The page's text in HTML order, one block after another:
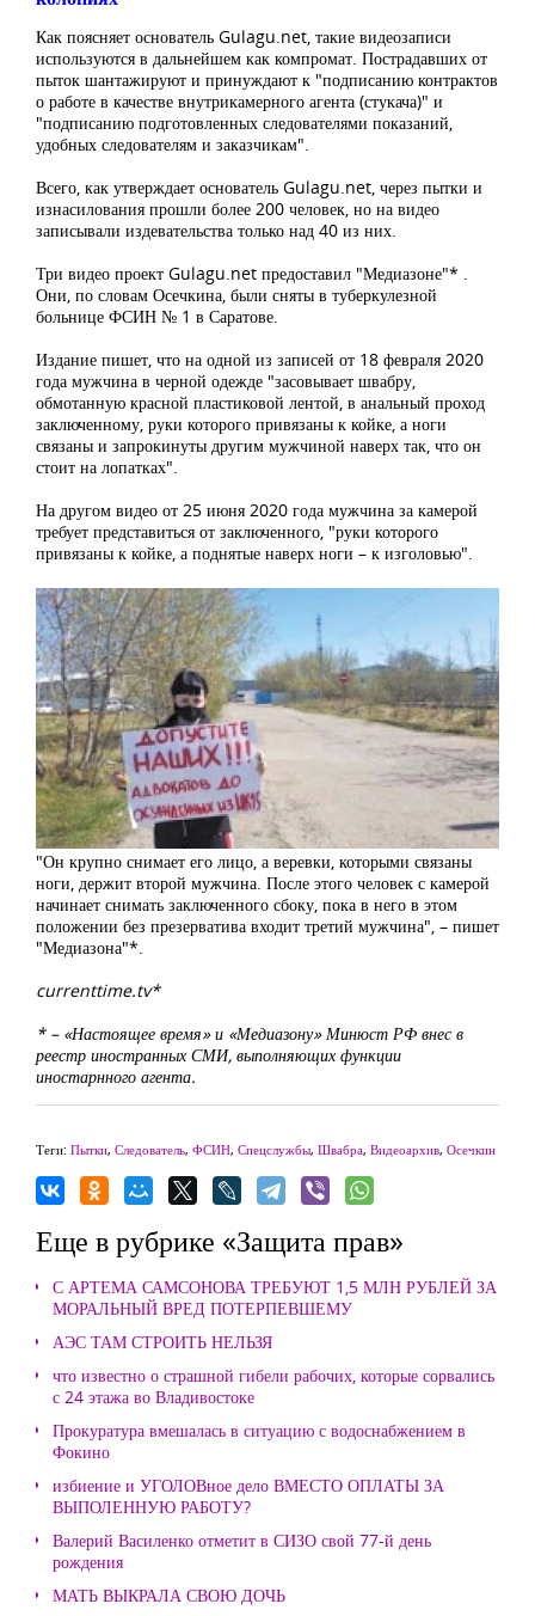
Как поясняет основатель Gulagu.net, такие видеозаписи
используются в дальнейшем как компромат. Пострадавших от
пыток шантажируют и принуждают к "подписанию контрактов
о работе в качестве внутрикамерного агента (стукача)" и
"подписанию подготовленных следователями показаний,
удобных следователям и заказчикам".
Всего, как утверждает основатель Gulagu.net, через пытки и
изнасилования прошли более 200 человек, но на видео
записывали издевательства только над 40 из них.
Три видео проект Gulagu.net предоставил "Медиазоне"* .
Они, по словам Осечкина, были сняты в туберкулезной
больнице ФСИН № 1 в Саратове.
Издание пишет, что на одной из записей от 18 февраля 2020
года мужчина в черной одежде "засовывает швабру,
обмотанную красной пластиковой лентой, в анальный проход
заключенному, руки которого привязаны к койке, а ноги
связаны и запрокинуты другим мужчиной наверх так, что он
стоит на лопатках".
На другом видео от 25 июня 2020 года мужчина за камерой
требует представиться от заключенного, "руки которого
привязаны к койке, а поднятые наверх ноги – к изголовью".
"Он крупно снимает его лицо, а веревки, которыми связаны
ноги, держит второй мужчина. После этого человек с камерой
начинает снимать заключенного сбоку, пока в него в этом
положении без презерватива входит третий мужчина", – пишет
"Медиазона"*.
currenttime.tv*
* – «Настоящее время» и «Медиазону» Минюст РФ внес в
реестр иностранных СМИ, выполняющих функции
иностарнного агента.
Теги: Пытки, Следователь, ФСИН, Спецслужбы, Швабра, Видеоархив, Осечкин
Еще в рубрике «Защита прав»
С АРТЕМА САМСОНОВА ТРЕБУЮТ 1,5 МЛН РУБЛЕЙ ЗА
МОРАЛЬНЫЙ ВРЕД ПОТЕРПЕВШЕМУ
АЭС ТАМ СТРОИТЬ НЕЛЬЗЯ
что известно о страшной гибели рабочих, которые сорвались
с 24 этажа во Владивостоке
Прокуратура вмешалась в ситуацию с водоснабжением в
Фокино
избиение и УГОЛОВное дело ВМЕСТО ОПЛАТЫ ЗА
ВЫПОЛЕННУЮ РАБОТУ?
Валерий Василенко отметит в СИЗО свой 77-й день
рождения
МАТЬ ВЫКРАЛА СВОЮ ДОЧЬ